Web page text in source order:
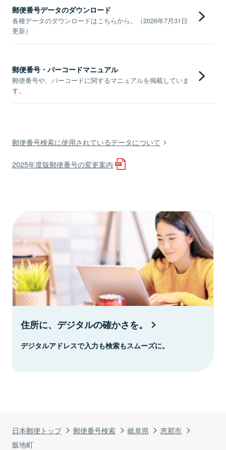
日本郵便トップ 郵便番号検索 岐阜県
恵那市
飯地町
郵便番号データのダウンロード
各種データのダウンロードはこちらから。（2026年7月31日
更新）
郵便番号・バーコードマニュアル
郵便番号や、バーコードに関するマニュアルを掲載していま
す。
郵便番号検索に使用されているデータについて
2025年度版郵便番号の変更案内
住所に、デジタルの確かさを。
デジタルアドレスで入力も検索もスムーズに。